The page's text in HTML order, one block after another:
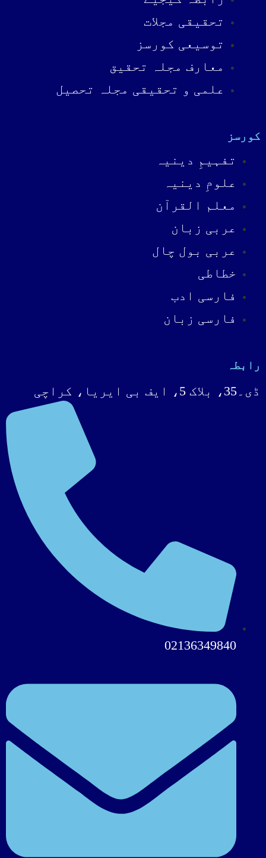
تحقیقی مجلات
توسیعی کورسز
معارف مجلہ تحقیق
علمی و تحقیقی مجلہ تحصیل
کورسز
تفہیمِ دینیہ
علومِ دینیہ
معلم القرآن
عربی زبان
عربی بول چال
خطاطی
فارسی ادب
فارسی زبان
رابطہ
ڈی۔35، بلاک 5، ایف بی ایریا، کراچی
02136349840